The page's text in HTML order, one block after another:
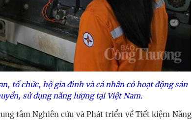
tổ chức, hộ gia đình và cá nhân có hoạt động sản
sử dụng năng lượng tại Việt Nam.
tâm Nghiên cứu và Phát triển về Tiết kiệm Năng